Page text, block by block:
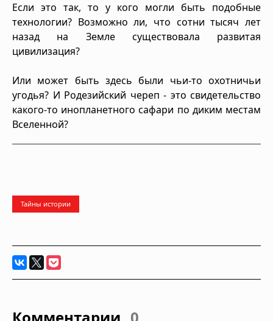
Если это так, то у кого могли быть подобные
технологии? Возможно ли, что сотни тысяч лет
назад на Земле существовала развитая
цивилизация?
Или может быть здесь были чьи-то охотничьи
угодья? И Родезийский череп - это свидетельство
какого-то инопланетного сафари по диким местам
Вселенной?
Тайны истории